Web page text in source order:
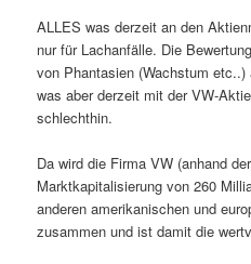
ALLES was derzeit an den
nur für Lachanfälle. Die
von Phantasien (Wachstum
was aber derzeit mit der VW-
schlechthin.
Da wird die Firma VW (anhand
Marktkapitalisierung von 260
anderen amerikanischen und
zusammen und ist damit die